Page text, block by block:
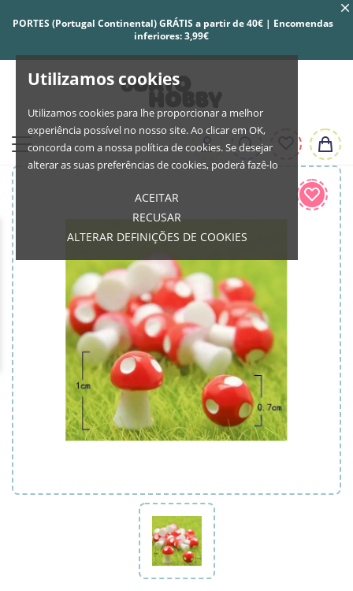
Utilizamos cookies
Utilizamos cookies para lhe proporcionar a melhor
experiência possível no nosso site. Ao clicar em OK,
concorda com a nossa política de cookies. Se desejar
alterar as suas preferências de cookies, poderá fazê-lo
ACEITAR
RECUSAR
ALTERAR DEFINIÇÕES DE COOKIES
PORTES (Portugal Continental) GRÁTIS a partir de 40€ | Encomendas
inferiores: 3,99€